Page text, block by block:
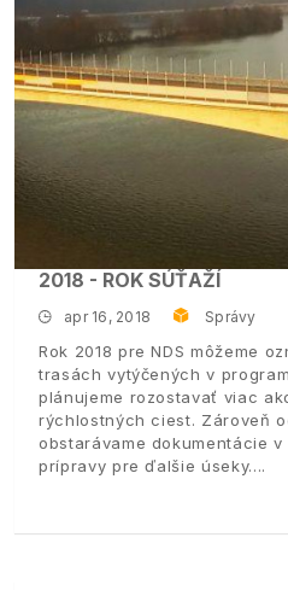
2018 - ROK SÚŤAŽÍ
apr 16, 2018 Správy
Rok 2018 pre NDS môžeme
trasách vytýčených v
plánujeme rozostavať viac
rýchlostných ciest. Zároveň
obstarávame dokumentácie
prípravy pre ďalšie úseky.